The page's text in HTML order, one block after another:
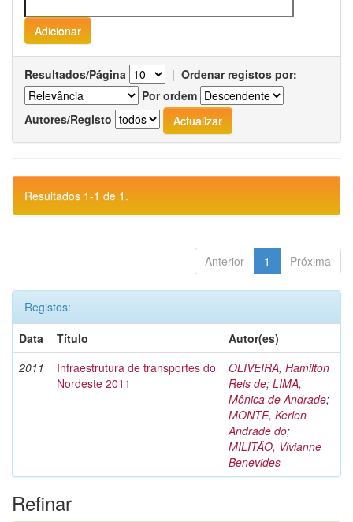
Resultados/Página | Ordenar registos por:
Por ordem
Autores/Registo
Resultados 1-1 de 1.
Anterior 1 Próxima
Registos:
Data
Título
Autor(es)
2011
Infraestrutura de transportes do
Nordeste 2011
OLIVEIRA, Hamilton
Reis de; LIMA,
Mônica de Andrade;
MONTE, Kerlen
Andrade do;
MILITÃO, Vivianne
Benevides
Refinar